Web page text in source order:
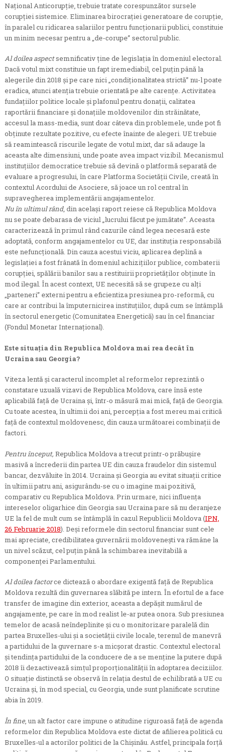
Național Anticorupție, trebuie tratate corespunzător sursele
corupției sistemice. Eliminarea birocrației generatoare de corupție,
în paralel cu ridicarea salariilor pentru funcționarii publici, constituie
un minim necesar pentru a „de-corupe” sectorul public.
Al doilea aspectsemnificativ ține de legislația în domeniul electoral.
Dacă votul mixt constituie un fapt iremediabil, cel puțin până la
alegerile din 2018 și pe care nici „condiționalitatea strictă” nu-l poate
eradica, atunci atenția trebuie orientată pe alte carențe. Activitatea
fundațiilor politice locale și plafonul pentru donații, calitatea
raportării financiare și donațiile moldovenilor din străinătate,
accesul la mass-media, sunt doar câteva din problemele, unde pot fi
obținute rezultate pozitive, cu efecte înainte de alegeri. UE trebuie
să reamintească riscurile legate de votul mixt, dar să adauge la
aceasta alte dimensiuni, unde poate avea impact vizibil. Mecanismul
instituțiilor democratice trebuie să devină o platformă separată de
evaluare a progresului, în care Platforma Societății Civile, creată în
contextul Acordului de Asociere, să joace un rol central în
supravegherea implementării angajamentelor.
Nu în ultimul rând, din același raport reiese că Republica Moldova
nu se poate debarasa de viciul „lucrului făcut pe jumătate”. Aceasta
caracterizează în primul rând cazurile când legea necesară este
adoptată, conform angajamentelor cu UE, dar instituția responsabilă
este nefuncțională. Din cauza acestui viciu, aplicarea deplină a
legislației a fost frânată în domeniul achizițiilor publice, combaterii
corupției, spălării banilor sau a restituirii proprietăților obținute în
mod ilegal. În acest context, UE necesită să se grupeze cu alți
„parteneri” externi pentru a eficientiza presiunea pro-reformă, cu
care ar contribui la împuternicirea instituțiilor, după cum se întâmplă
în sectorul energetic (Comunitatea Energetică) sau în cel financiar
(Fondul Monetar Internațional).
Este situația din Republica Moldova mai rea decât în
Ucraina sau Georgia?
Viteza lentă și caracterul incomplet al reformelor reprezintă o
constatare uzuală vizavi de Republica Moldova, care însă este
aplicabilă față de Ucraina și, într-o măsură mai mică, față de Georgia.
Cu toate acestea, în ultimii doi ani, percepția a fost mereu mai critică
față de contextul moldovenesc, din cauza următoarei combinații de
factori.
Pentru început, Republica Moldova a trecut printr-o prăbușire
masivă a încrederii din partea UE din cauza fraudelor din sistemul
bancar, dezvăluite în 2014. Ucraina și Georgia au evitat situații critice
în ultimii patru ani, asigurându-se cu o imagine mai pozitivă,
comparativ cu Republica Moldova. Prin urmare, nici influența
intereselor oligarhice din Georgia sau Ucraina pare să nu deranjeze
UE la fel de mult cum se întâmplă în cazul Republicii Moldova (IPN,
26 Februarie 2018). Deși reformele din sectorul financiar sunt cele
mai apreciate, credibilitatea guvernării moldovenești va rămâne la
un nivel scăzut, cel puțin până la schimbarea inevitabilă a
componenței Parlamentului.
Al doilea factorce dictează o abordare exigentă față de Republica
Moldova rezultă din guvernarea slăbită pe intern. În efortul de a face
transfer de imagine din exterior, aceasta a depășit numărul de
angajamente, pe care în mod realist le-ar putea onora. Sub presiunea
temelor de acasă neîndeplinite și cu o monitorizare paralelă din
partea Bruxelles-ului și a societății civile locale, terenul de manevră
a partidului de la guvernare s-a micșorat drastic. Contextul electoral
și tendința partidului de la conducere de a se menține la putere după
2018 îi dezactivează simțul proporționalității în adoptarea deciziilor.
O situație distinctă se observă în relația destul de echilibrată a UE cu
Ucraina și, în mod special, cu Georgia, unde sunt planificate scrutine
abia în 2019.
În fine, un alt factor care impune o atitudine riguroasă față de agenda
reformelor din Republica Moldova este dictat de afilierea politică cu
Bruxelles-ul a actorilor politici de la Chişinău. Astfel, principala forță